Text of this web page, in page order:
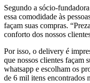
Segundo a sócio-
essa comodidade às
façam suas compras.
conforto dos nossos
Por isso, o delivery é
que nossos clientes façam
whatsapp e escolham os
de 6 mil itens encontrados